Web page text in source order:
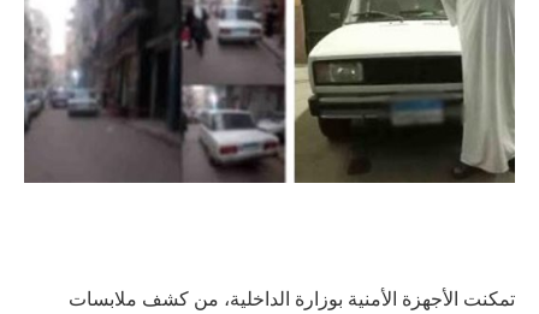
تمكنت الأجهزة الأمنية بوزارة الداخلية، من كشف ملابسات